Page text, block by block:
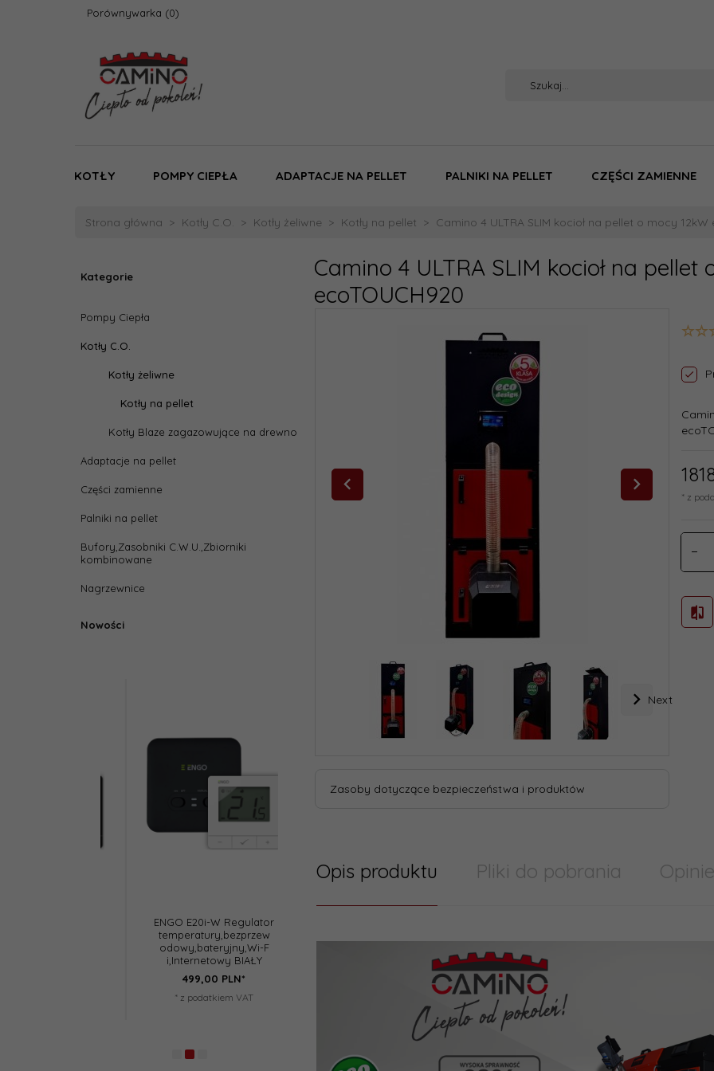
Porównywarka
KOTŁY POMPY CIEPŁA ADAPTACJE NA PELLET PALNIKI NA PELLET CZĘŚCI ZAMIENNE
Strona główna Kotły C.O. Kotły żeliwne Kotły na pellet Camino 4 ULTRA SLIM kocioł na pellet o mocy
Kategorie
Pompy Ciepła
Kotły C.O.
Kotły żeliwne
Kotły na pellet
Kotły Blaze zagazowujące na drewno
Adaptacje na pellet
Części zamienne
Palniki na pellet
Bufory,Zasobniki C.W.U.,Zbiorniki
kombinowane
Nagrzewnice
Nowości
ENGO E20i-W Regulator
temperatury,bezprzew
odowy,bateryjny,Wi-F
i,Internetowy BIAŁY
00 PLN*
* z podatkiem VAT
Camino 4 ULTRA SLIM kocioł na pellet
ecoTOUCH920
Next
Zasoby dotyczące bezpieczeństwa i produktów
* z
Opis produktu Pliki do pobrania
1741009436-skm-c450i25022614280-pl
1753101472-deklaracja-zgodnosci